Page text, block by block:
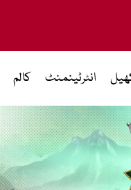
انٹرٹینمنٹ کالم